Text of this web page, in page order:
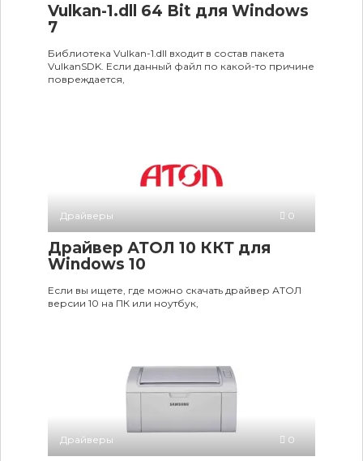
Vulkan-1.dll 64 Bit для Windows
7
Библиотека Vulkan-1.dll входит в состав пакета
VulkanSDK. Если данный файл по какой-то причине
повреждается,
Драйверы 0
Драйвер АТОЛ 10 ККТ для
Windows 10
Если вы ищете, где можно скачать драйвер АТОЛ
версии 10 на ПК или ноутбук,
Драйверы 0